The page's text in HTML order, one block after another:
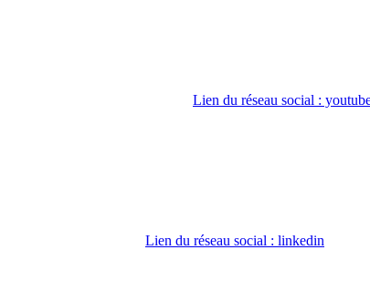
Lien du réseau social :
Lien du réseau social : linkedin